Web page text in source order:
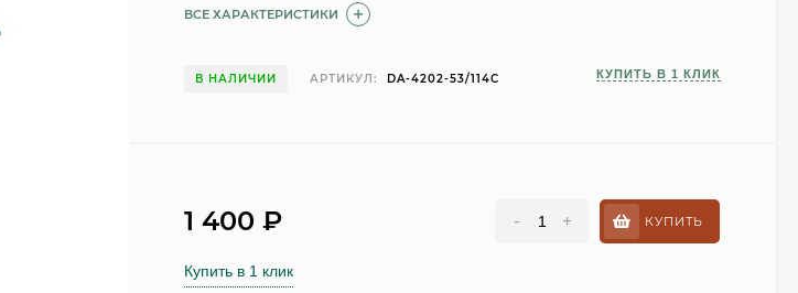
ВСЕ ХАРАКТЕРИСТИКИ
В НАЛИЧИИ АРТИКУЛ: DA-4202-53/114C КУПИТЬ В 1 КЛИК
1 400 - + КУПИТЬ
Купить в 1 клик